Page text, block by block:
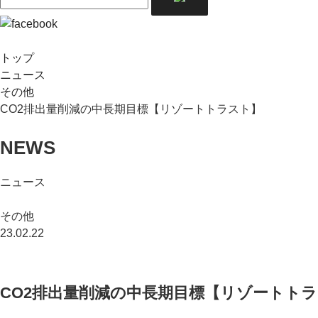
トップ
ニュース
その他
CO2排出量削減の中長期目標【リゾートトラスト】
NEWS
ニュース
その他
23.02.22
CO2排出量削減の中長期目標【リゾートト